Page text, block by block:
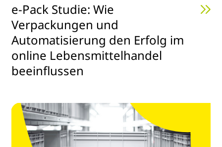
e-Pack Studie: Wie
Verpackungen und
Automatisierung den Erfolg im
online Lebensmittelhandel
beeinflussen